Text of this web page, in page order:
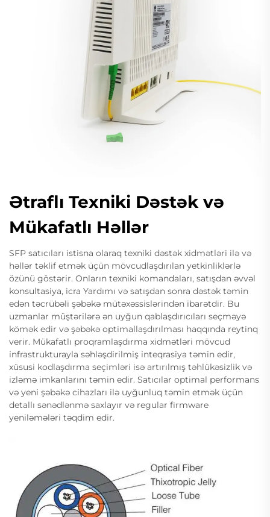
Ətraflı Texniki Dəstək və
Mükafatlı Həllər
SFP satıcıları istisna olaraq texniki dəstək xidmətləri ilə və
həllər təklif etmək üçün mövcudlaşdırılan yetkinliklərlə
özünü göstərir. Onların texniki komandaları, satışdan əvvəl
konsultasiya, icra Yardımı və satışdan sonra dəstək təmin
edən təcrübəli şəbəkə mütəxəssislərindən ibarətdir. Bu
uzmanlar müştərilərə ən uyğun qablaşdırıcıları seçməyə
kömək edir və şəbəkə optimallaşdırılması haqqında reytinq
verir. Mükafatlı proqramlaşdırma xidmətləri mövcud
infrastrukturayla səhləşdirilmiş inteqrasiya təmin edir,
xüsusi kodlaşdırma seçimləri isə artırılmış təhlükəsizlik və
izləmə imkanlarını təmin edir. Satıcılar optimal performans
və yeni şəbəkə cihazları ilə uyğunluq təmin etmək üçün
detallı sənədlənmə saxlayır və regular firmware
yeniləmələri təqdim edir.